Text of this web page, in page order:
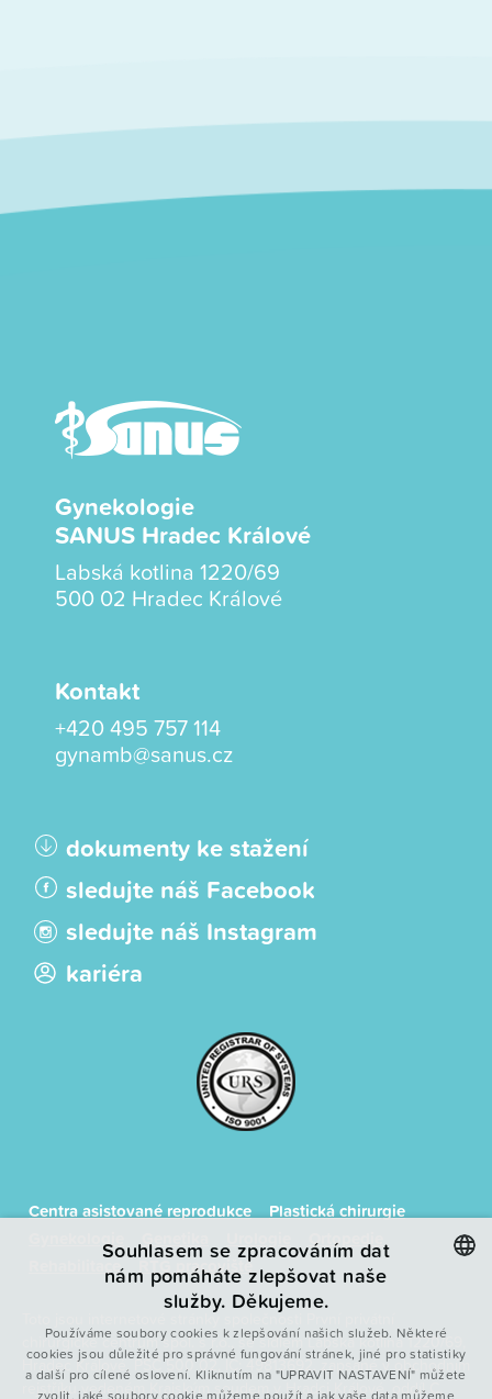
Gynekologie
SANUS Hradec Králové
Labská kotlina 1220/69
500 02 Hradec Králové
Kontakt
+420 495 757 114
gynamb@sanus.cz
dokumenty ke stažení
sledujte náš Facebook
sledujte náš Instagram
kariéra
Centra asistované reprodukce
Plastická chirurgie
Ortopedie
Rehabilitace
RTG pracoviště
Toto jsou internetové stránky společnosti První privátní
chirurgické centrum spol. s r.o., se sídlem Labská kotlina 1220/69,
Hradec Králové, PSČ 500 02, IČ: 49813692, zapsané v obchodním
rejstříku vedeném Krajským soudem v Hradci Králové, oddíl C,
ENGLISH
POLISH
Souhlasem se zpracováním dat
nám pomáháte zlepšovat naše
služby. Děkujeme.
Používáme soubory cookies k zlepšování našich služeb. Některé
cookies jsou důležité pro správné fungování stránek, jiné pro statistiky
a další pro cílené oslovení. Kliknutím na "UPRAVIT NASTAVENÍ" můžete
zvolit, jaké soubory cookie můžeme použít a jak vaše data můžeme